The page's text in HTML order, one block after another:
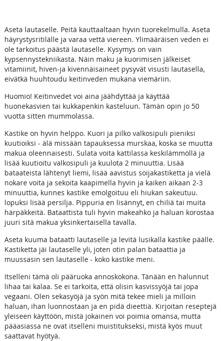
Aseta lautaselle. Peitä kauttaaltaan hyvin tuorekelmulla. Aseta
häyrystysritilälle ja varaa vettä viereen. Ylimääräisen veden ei
ole tarkoitus päästä lautaselle. Kysymys on vain
kypsennystekniikasta. Näin maku ja kuorimisen jälkeiset
vitamiinit, hiven-ja kivennäisaineet pysyvät visusti lautasella,
eivätkä huuhtoudu keitinveden mukana viemäriin.
Huomio! Keitinvedet voi aina jäähdyttää ja käyttää
huonekasvien tai kukkapenkin kasteluun. Tämän opin jo 50
vuotta sitten mummolassa.
Kastike on hyvin helppo. Kuori ja pilko valkosipuli pieniksi
kuutioiksi - älä missään tapauksessa murskaa, koska se muutta
makua oleennaisesti. Sulata voita kattilassa keskilämmöllä ja
lisää kuutioitu valkosipuli ja kuulota 2 minuuttia. Lisää
bataateista lähtenyt liemi, lisää aavistus soijakastiketta ja vielä
nokare voita ja sekoita kaapimella hyvin ja kaiken aikaan 2-3
minuuttia, kunnes kastike emolgoituu eli hiukan sakeutuu.
lopuksi lisää persilja. Pippuria en lisännyt, en chiliä tai muita
härpäkkeitä. Bataattista tuli hyvin makeahko ja haluan korostaa
juuri sitä makua yksinkertaisella tavalla.
Aseta kuuma bataatti lautaselle ja levitä lusikalla kastike päälle.
Kastiketta jäi lautaselle yli, joten otin palan bataattia ja
muussasin sen lautaselle - koko kastike meni.
Itselleni tämä oli pääruoka annoskokona. Tänään en halunnut
lihaa tai kalaa. Se ei tarkoita, että olisin kasvissyöjä tai jopa
vegaani. Olen sekasyöjä ja syön mitä tekee mieli ja milloin
haluan, ihan luonnostaan ja en pidä dieettiä. Kirjoitan reseptejä
yleiseen käyttöön, mistä jokainen voi poimia omansa, mutta
pääasiassa ne ovat itselleni muistitukseksi, mistä kyös muut
saattavat hyötyä.